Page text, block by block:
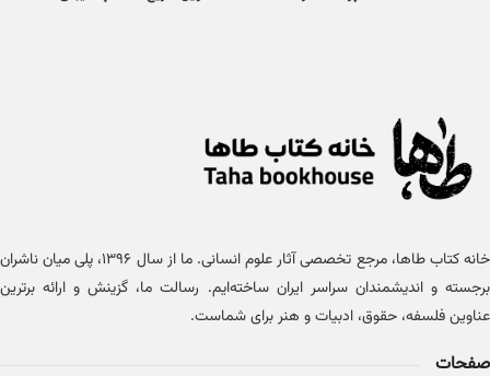
خانه کتاب طاها، مرجع تخصصی آثار علوم انسانی. ما از سال ۱۳۹۶، پلی میان ناشران
برجسته و اندیشمندان سراسر ایران ساخته‌ایم. رسالت ما، گزینش و ارائه برترین
عناوین فلسفه، حقوق، ادبیات و هنر برای شماست.
صفحات